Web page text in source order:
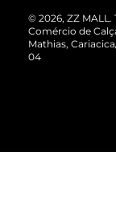
Cartão
Vendas
© 2026, ZZ
Comércio de
Mathias,
04